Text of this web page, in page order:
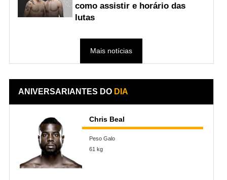
como assistir e horário das
lutas
Mais notícias
ANIVERSARIANTES DO DIA
Chris Beal
Peso Galo
61 kg